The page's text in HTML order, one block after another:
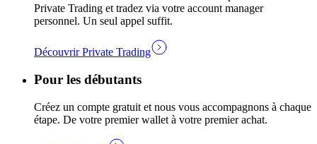
Private Trading et tradez via votre account manager
personnel. Un seul appel suffit.
Découvrir Private Trading
Pour les débutants
Créez un compte gratuit et nous vous accompagnons à chaque
étape. De votre premier wallet à votre premier achat.